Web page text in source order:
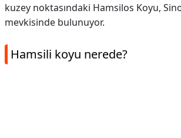
kuzey noktasındaki Hamsilos Koyu,
mevkisinde bulunuyor.
Hamsili koyu nerede?